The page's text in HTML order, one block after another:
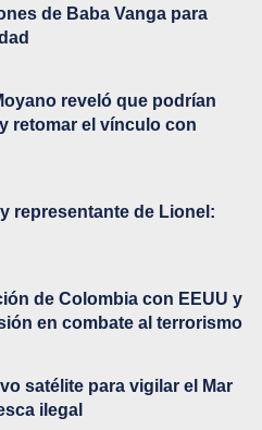
de Baba Vanga para
reveló que podrían
retomar el vínculo con
representante de Lionel:
de Colombia con EEUU y
en combate al terrorismo
satélite para vigilar el Mar
ilegal